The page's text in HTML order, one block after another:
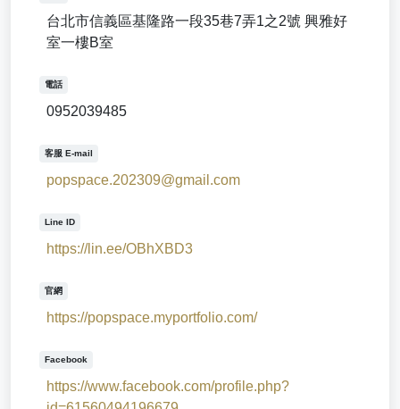
台北市信義區基隆路一段35巷7弄1之2號 興雅好
室一樓B室
電話
0952039485
客服 E-mail
popspace.202309@gmail.com
Line ID
https://lin.ee/OBhXBD3
官網
https://popspace.myportfolio.com/
Facebook
https://www.facebook.com/profile.php?